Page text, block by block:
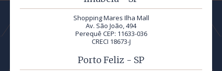
Shopping Mares Ilha Mall
Av. São João, 494
Perequê CEP: 11633-036
CRECI 18673-J
Porto Feliz - SP